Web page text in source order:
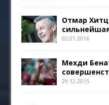
Отмар
02.01.2016
Мехди
29.12.2015